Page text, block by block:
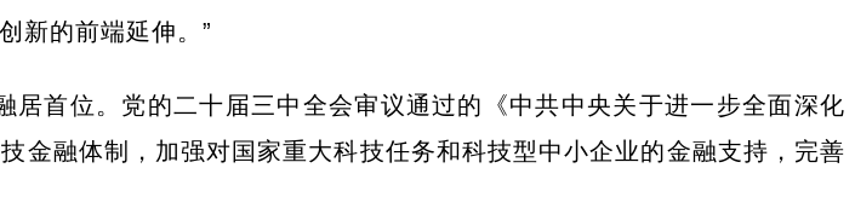
新的前端延伸。”
首位。党的二十届三中全会审议通过的《中共中央关于进一步全面深化
金融体制，加强对国家重大科技任务和科技型中小企业的金融支持，完善